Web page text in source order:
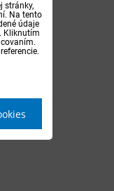
stránky,
Na tento
údaje
Kliknutím